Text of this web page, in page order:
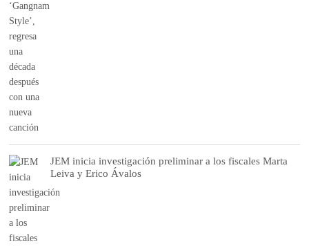
JEM inicia investigación preliminar a los fiscales Marta
Leiva y Erico Ávalos